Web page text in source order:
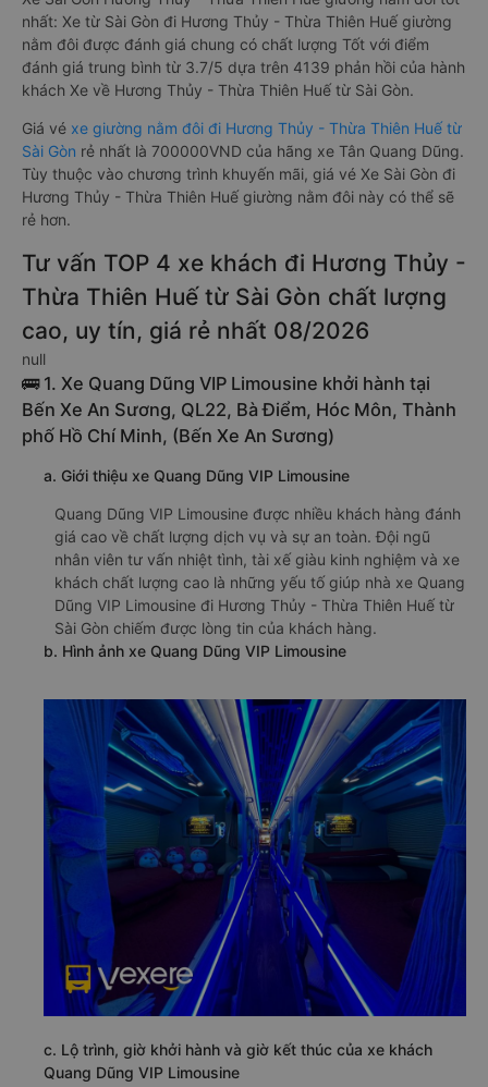
nhất: Xe từ Sài Gòn đi Hương Thủy - Thừa Thiên Huế giường
nằm đôi được đánh giá chung có chất lượng Tốt với điểm
đánh giá trung bình từ 3.7/5 dựa trên 4139 phản hồi của hành
khách Xe về Hương Thủy - Thừa Thiên Huế từ Sài Gòn.
Giá vé xe giường nằm đôi đi Hương Thủy - Thừa Thiên Huế từ
Sài Gòn rẻ nhất là 700000VND của hãng xe Tân Quang Dũng.
Tùy thuộc vào chương trình khuyến mãi, giá vé Xe Sài Gòn đi
Hương Thủy - Thừa Thiên Huế giường nằm đôi này có thể sẽ
rẻ hơn.
Tư vấn TOP 4 xe khách đi Hương Thủy -
Thừa Thiên Huế từ Sài Gòn chất lượng
cao, uy tín, giá rẻ nhất 08/2026
null
🚌 1. Xe Quang Dũng VIP Limousine khởi hành tại
Bến Xe An Sương, QL22, Bà Điểm, Hóc Môn, Thành
phố Hồ Chí Minh, (Bến Xe An Sương)
a. Giới thiệu xe Quang Dũng VIP Limousine
Quang Dũng VIP Limousine được nhiều khách hàng đánh
giá cao về chất lượng dịch vụ và sự an toàn. Đội ngũ
nhân viên tư vấn nhiệt tình, tài xế giàu kinh nghiệm và xe
khách chất lượng cao là những yếu tố giúp nhà xe Quang
Dũng VIP Limousine đi Hương Thủy - Thừa Thiên Huế từ
Sài Gòn chiếm được lòng tin của khách hàng.
b. Hình ảnh xe Quang Dũng VIP Limousine
c. Lộ trình, giờ khởi hành và giờ kết thúc của xe khách
Quang Dũng VIP Limousine